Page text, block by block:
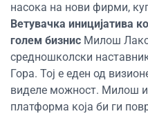
насока на нови фирми,
Ветувачка иницијатива
голем бизнис Милош
средношколски
Гора. Тој е еден од
виделе можност. Милош
платформа која би ги